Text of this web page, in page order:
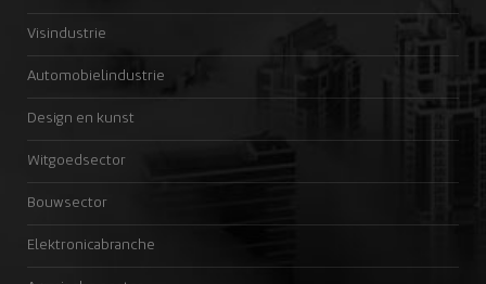
Visindustrie
Automobielindustrie
Design en kunst
Witgoedsector
Bouwsector
Elektronicabranche